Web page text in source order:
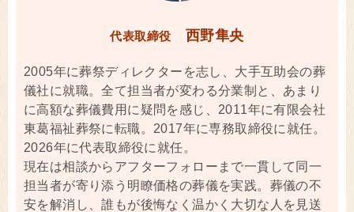
代表取締役 西野隼央
2005年に葬祭ディレクターを志し、大手互助会の葬
儀社に就職。全て担当者が変わる分業制と、あまり
に高額な葬儀費用に疑問を感じ、2011年に有限会社
東葛福祉葬祭に転職。2017年に専務取締役に就任。
2026年に代表取締役に就任。
現在は相談からアフターフォローまで一貫して同一
担当者が寄り添う明瞭価格の葬儀を実践。葬儀の不
安を解消し、誰もが後悔なく温かく大切な人を見送